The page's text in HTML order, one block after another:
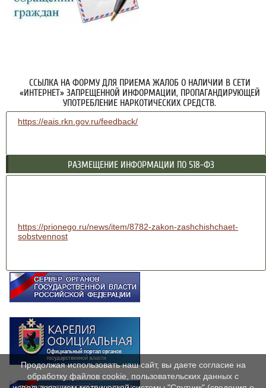
ССЫЛКА НА ФОРМУ ДЛЯ ПРИЕМА ЖАЛОБ О НАЛИЧИИ В СЕТИ
«ИНТЕРНЕТ» ЗАПРЕЩЕННОЙ ИНФОРМАЦИИ, ПРОПАГАНДИРУЮЩЕЙ
УПОТРЕБЛЕНИЕ НАРКОТИЧЕСКИХ СРЕДСТВ.
https://eais.rkn.gov.ru/feedback/
РАЗМЕЩЕНИЕ ИНФОРМАЦИИ ПО 518-ФЗ
https://prionego.ru/news/item/8782-zakon-zashchishchaet-
sobstvennost
Продолжая использовать наш сайт, вы даете согласие на
обработку файлов cookie, пользовательских данных с